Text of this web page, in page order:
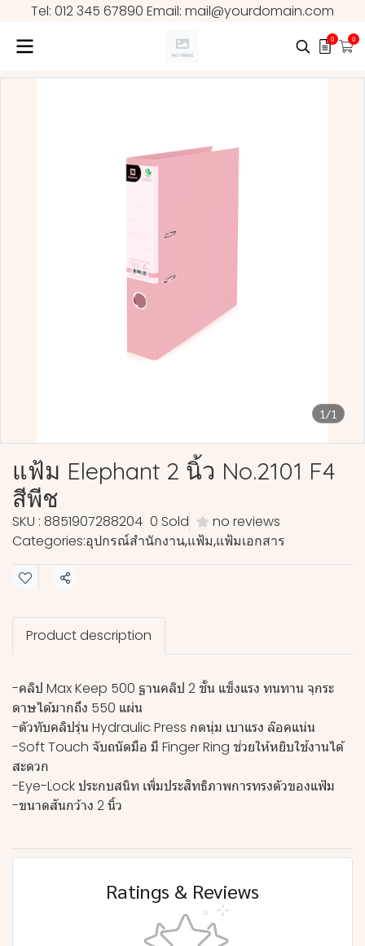
Tel: 012 345 67890 Email: mail@yourdomain.com
0 0
1/1
แฟ้ม Elephant 2 นิ้ว No.2101 F4
สีพีช
SKU : 8851907288204 0 Sold
no reviews
Categories:อุปกรณ์สำนักงาน,แฟ้ม,แฟ้มเอกสาร
Share
Product description
-คลิป Max Keep 500 ฐานคลิป 2 ชั้น แข็งแรง ทนทาน จุกระ
ดาษได้มากถึง 550 แผ่น
-ตัวทับคลิปรุ่น Hydraulic Press กดนุ่ม เบาแรง ล๊อคแน่น
-Soft Touch จับถนัดมือ มี Finger Ring ช่วยให้หยิบใช้งานได้
สะดวก
-Eye-Lock ประกบสนิท เพิ่มประสิทธิภาพการทรงตัวของแฟ้ม
-ขนาดสันกว้าง 2 นิ้ว
Ratings & Reviews